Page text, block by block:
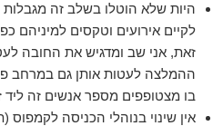
היות שלא הוטלו בשלב זה מגבלות
לקיים אירועים וטקסים למיניהם
זאת, אני שב ומדגיש את החובה
ההמלצה לעטות אותן גם במרחב
בו מצטופפים מספר אנשים זה ליד
אין שינוי בנוהלי הכניסה לקמפוס